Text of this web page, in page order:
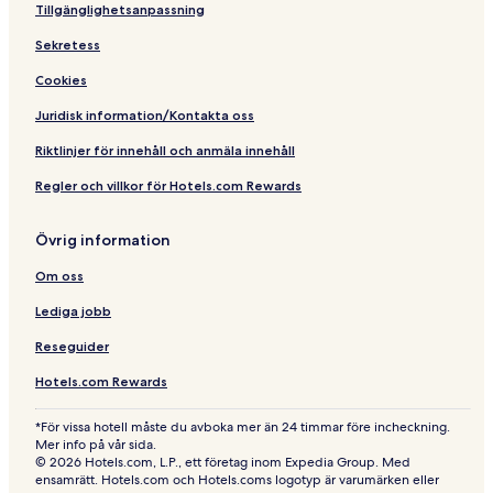
t
e
t
e
r
n
Tillgänglighetsanpassning
Sekretess
Cookies
Juridisk information/Kontakta oss
Riktlinjer för innehåll och anmäla innehåll
Regler och villkor för Hotels.com Rewards
Övrig information
Om oss
Lediga jobb
Reseguider
Hotels.com Rewards
*För vissa hotell måste du avboka mer än 24 timmar före incheckning.
Mer info på vår sida.
© 2026 Hotels.com, L.P., ett företag inom Expedia Group. Med
ensamrätt. Hotels.com och Hotels.coms logotyp är varumärken eller